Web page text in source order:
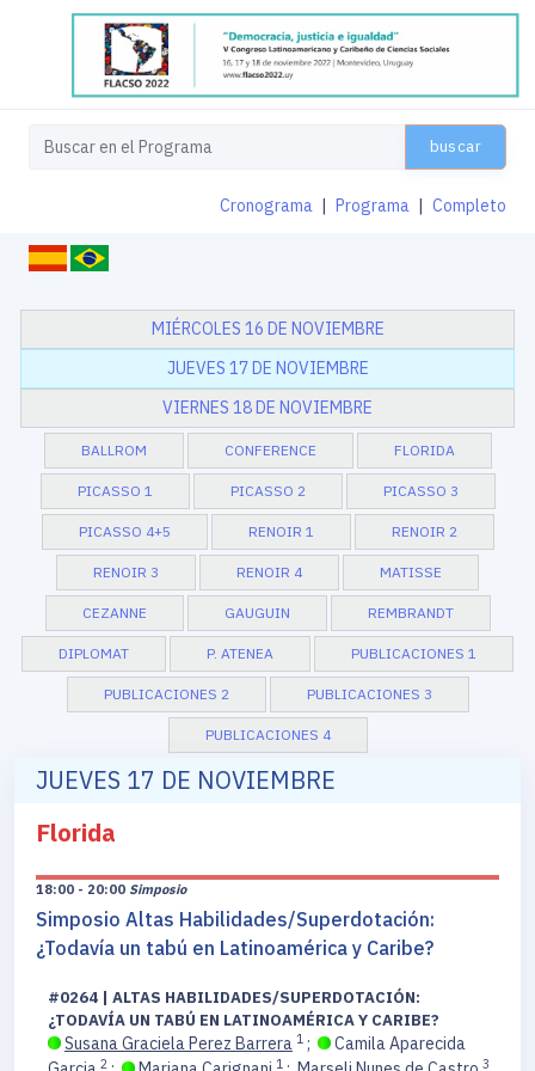
buscar
Cronograma | Programa | Completo
MIÉRCOLES 16 DE NOVIEMBRE
JUEVES 17 DE NOVIEMBRE
VIERNES 18 DE NOVIEMBRE
BALLROM CONFERENCE FLORIDA
PICASSO 1 PICASSO 2 PICASSO 3
PICASSO 4+5 RENOIR 1 RENOIR 2
RENOIR 3 RENOIR 4 MATISSE
CEZANNE GAUGUIN REMBRANDT
DIPLOMAT P. ATENEA PUBLICACIONES 1
PUBLICACIONES 2 PUBLICACIONES 3
PUBLICACIONES 4
JUEVES 17 DE NOVIEMBRE
Florida
18:00 - 20:00 Simposio
Simposio Altas Habilidades/Superdotación:
¿Todavía un tabú en Latinoamérica y Caribe?
#0264 | ALTAS HABILIDADES/SUPERDOTACIÓN:
¿TODAVÍA UN TABÚ EN LATINOAMÉRICA Y CARIBE?
Susana Graciela Perez Barrera 1 ;
Camila Aparecida
2 1 3